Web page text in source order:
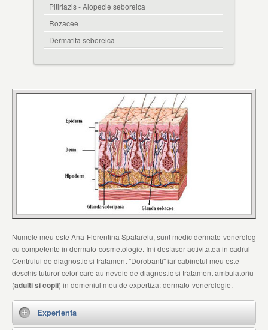
Pitiriazis - Alopecie seboreica
Rozacee
Dermatita seboreica
Numele meu este Ana-Florentina Spatarelu, sunt medic dermato-venerolog
cu competente in dermato-cosmetologie. Imi desfasor activitatea in cadrul
Centrului de diagnostic si tratament "Dorobanti" iar cabinetul meu este
deschis tuturor celor care au nevoie de diagnostic si tratament ambulatoriu
(adulti si copii) in domeniul meu de expertiza: dermato-venerologie.
Experienta